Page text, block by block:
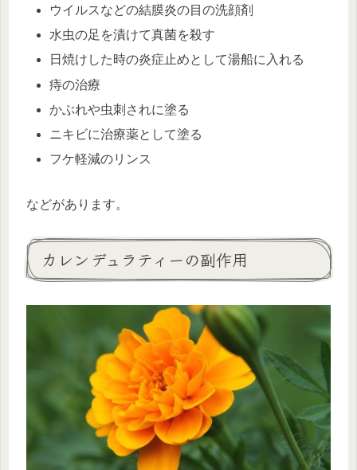
ウイルスなどの結膜炎の目の洗顔剤
水虫の足を漬けて真菌を殺す
日焼けした時の炎症止めとして湯船に入れる
痔の治療
かぶれや虫刺されに塗る
ニキビに治療薬として塗る
フケ軽減のリンス
などがあります。
カレンデュラティーの副作用